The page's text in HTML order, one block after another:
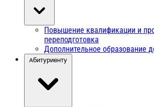
Повышение квалификации и
переподготовка
Дополнительное образование
Абитуриенту